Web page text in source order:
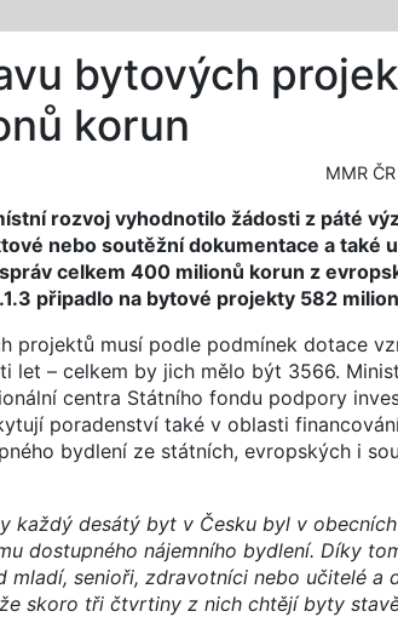
bytových
korun
MMR ČR
rozvoj vyhodnotilo žádosti z páté
nebo soutěžní dokumentace a také
celkem 400 milionů korun z
připadlo na bytové projekty 582
projektů musí podle podmínek dotace
let – celkem by jich mělo být 3566.
centra Státního fondu podpory
poradenství také v oblasti
bydlení ze státních, evropských i
každý desátý byt v Česku byl v
dostupného nájemního bydlení. Díky
mladí, senioři, zdravotníci nebo učitelé
skoro tři čtvrtiny z nich chtějí byty